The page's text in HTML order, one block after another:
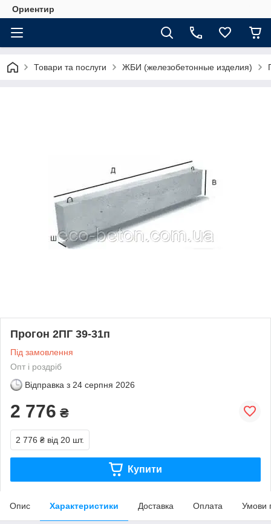
Ориентир
Товари та послуги ЖБИ (железобетонные изделия)
Прогон 2ПГ 39-31п
Під замовлення
Опт і роздріб
Відправка з 24 серпня 2026
2 776 ₴
2 776 ₴ від 20 шт.
Купити
Опис Характеристики Доставка Оплата Умови